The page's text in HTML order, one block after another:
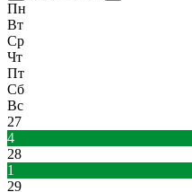
Пн
Вт
Ср
Чт
Пт
Сб
Вс
27
4
28
1
29